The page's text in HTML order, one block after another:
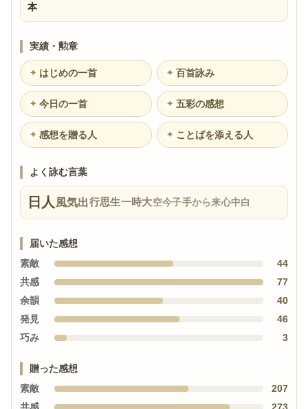
本
実績・勲章
✦ はじめの一首 ✦ 百首詠み
✦ 今日の一首 ✦ 五彩の感想
✦ 感想を贈る人 ✦ ことばを添える人
よく詠む言葉
日 人 風気出行思生一時大空今子手から来心中白
届いた感想
素敵
44
共感
77
余韻
40
発見
46
巧み
3
贈った感想
素敵
207